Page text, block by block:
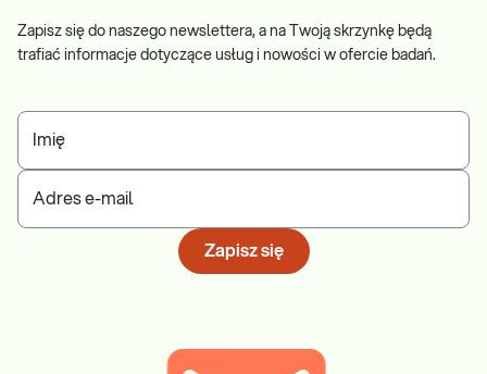
Zapisz się do naszego newslettera, a na Twoją skrzynkę będą
trafiać informacje dotyczące usług i nowości w ofercie badań.
Imię
Adres e-mail
Zapisz się